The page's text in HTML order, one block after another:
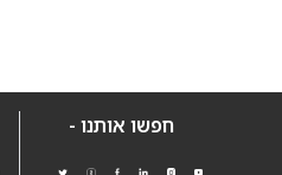
חפשו אותנו -